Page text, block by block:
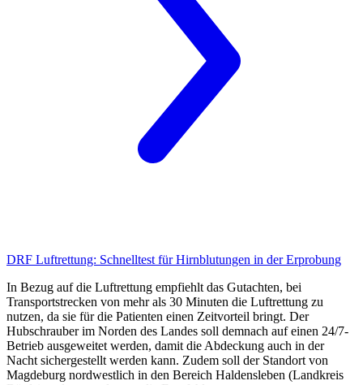
DRF Luftrettung: Schnelltest für Hirnblutungen in der Erprobung
In Bezug auf die Luftrettung empfiehlt das Gutachten, bei
Transportstrecken von mehr als 30 Minuten die Luftrettung zu
nutzen, da sie für die Patienten einen Zeitvorteil bringt. Der
Hubschrauber im Norden des Landes soll demnach auf einen 24/7-
Betrieb ausgeweitet werden, damit die Abdeckung auch in der
Nacht sichergestellt werden kann. Zudem soll der Standort von
Magdeburg nordwestlich in den Bereich Haldensleben (Landkreis